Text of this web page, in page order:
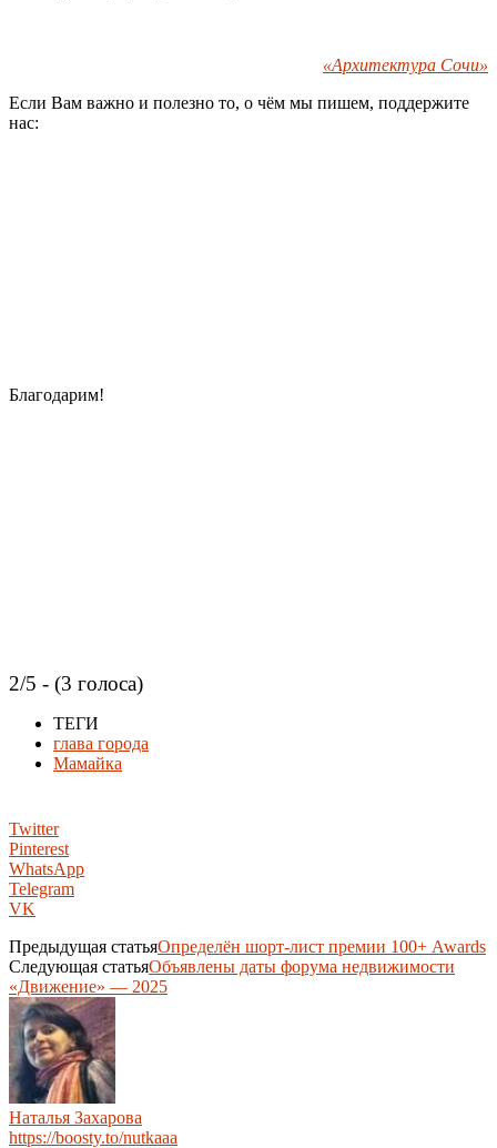
«Архитектура Сочи»
Если Вам важно и полезно то, о чём мы пишем, поддержите
нас:
Благодарим!
2/5 - (3 голоса)
ТЕГИ
глава города
Мамайка
Twitter
Pinterest
WhatsApp
Telegram
VK
Предыдущая статьяОпределён шорт-лист премии 100+ Awards
Следующая статьяОбъявлены даты форума недвижимости
«Движение» — 2025
Наталья Захарова
https://boosty.to/nutkaaa